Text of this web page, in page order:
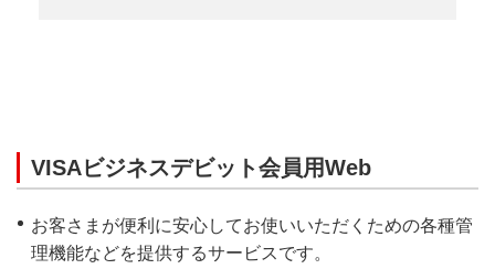
VISAビジネスデビット会員用Web
お客さまが便利に安心してお使いいただくための各種管
理機能などを提供するサービスです。